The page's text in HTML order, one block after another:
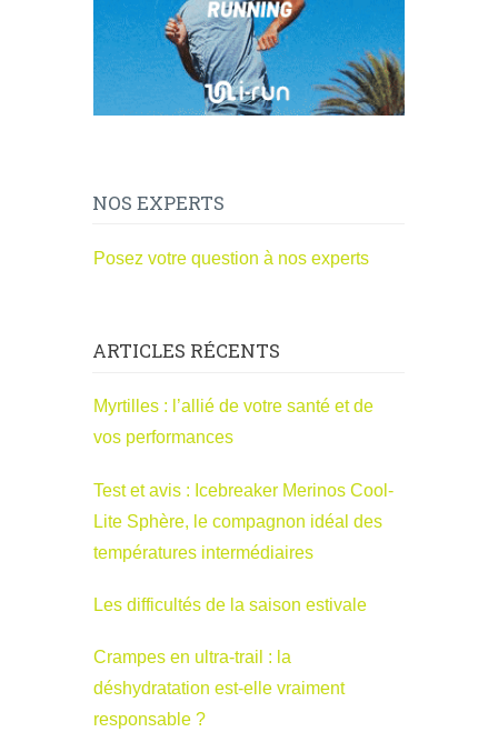
NOS EXPERTS
Posez votre question à nos experts
ARTICLES RÉCENTS
Myrtilles : l’allié de votre santé et de
vos performances
Test et avis : Icebreaker Merinos Cool-
Lite Sphère, le compagnon idéal des
températures intermédiaires
Les difficultés de la saison estivale
Crampes en ultra-trail : la
déshydratation est-elle vraiment
responsable ?